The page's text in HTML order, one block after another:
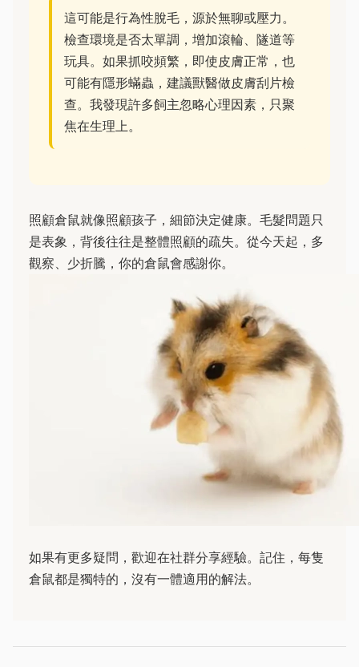
這可能是行為性脫毛，源於無聊或壓力。
檢查環境是否太單調，增加滾輪、隧道等
玩具。如果抓咬頻繁，即使皮膚正常，也
可能有隱形蟎蟲，建議獸醫做皮膚刮片檢
查。我發現許多飼主忽略心理因素，只聚
焦在生理上。
照顧倉鼠就像照顧孩子，細節決定健康。毛髮問題只
是表象，背後往往是整體照顧的疏失。從今天起，多
觀察、少折騰，你的倉鼠會感謝你。
如果有更多疑問，歡迎在社群分享經驗。記住，每隻
倉鼠都是獨特的，沒有一體適用的解法。